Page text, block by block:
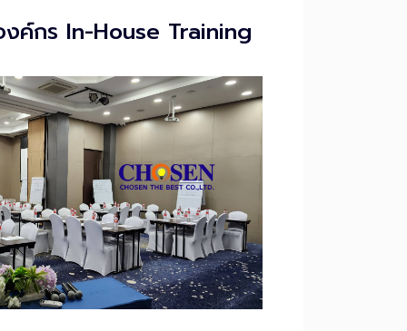
งค์กร In-House Training